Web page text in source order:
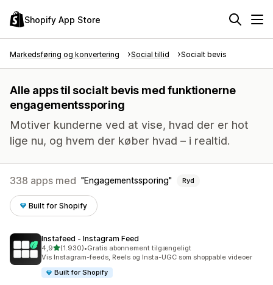
Shopify App Store
Markedsføring og konvertering Social tillid Socialt bevis
Alle apps til socialt bevis med funktionerne
engagementssporing
Motiver kunderne ved at vise, hvad der er hot
lige nu, og hvem der køber hvad – i realtid.
338 apps med Engagementssporing Ryd
Built for Shopify
Instafeed ‑ Instagram Feed
4,9ud af 5 stjerner
(1.930)
1930 anmeldelser i alt
•Gratis abonnement tilgængeligt
Vis Instagram-feeds, Reels og Insta-UGC som shoppable videoer
Built for Shopify